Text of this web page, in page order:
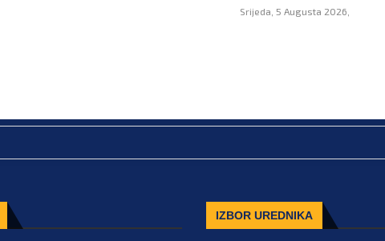
Srijeda, 5 Augusta 2026,
IZBOR UREDNIKA